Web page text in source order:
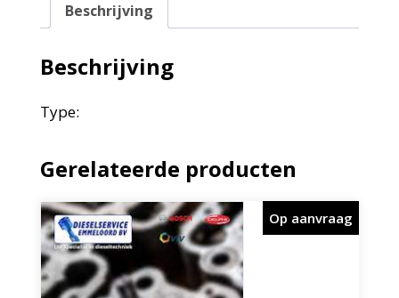
Beschrijving
Beschrijving
Type:
Gerelateerde producten
Op aanvraag